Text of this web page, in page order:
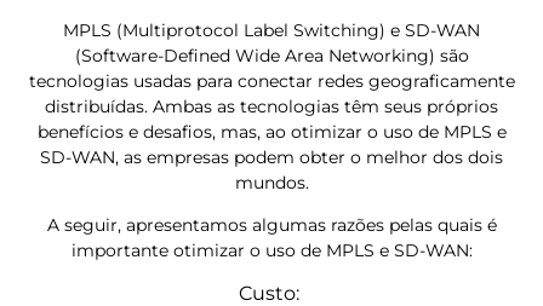
MPLS (Multiprotocol Label Switching) e SD-WAN
(Software-Defined Wide Area Networking) são
tecnologias usadas para conectar redes geograficamente
distribuídas. Ambas as tecnologias têm seus próprios
benefícios e desafios, mas, ao otimizar o uso de MPLS e
SD-WAN, as empresas podem obter o melhor dos dois
mundos.
A seguir, apresentamos algumas razões pelas quais é
importante otimizar o uso de MPLS e SD-WAN:
Custo: